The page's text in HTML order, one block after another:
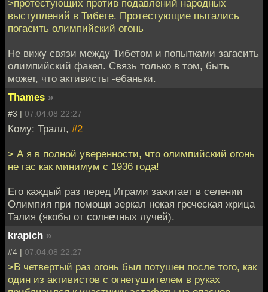
>протестующих против подавлений народных
выступлений в Тибете. Протестующие пытались
погасить олимпийский огонь
Не вижу связи между Тибетом и попытками загасить
олимпийский факел. Связь только в том, быть
может, что активисты -ебаньки.
Thames »
#3 | 07.04.08 22:27
Кому: Тралл, #2
> А я в полной уверенности, что олимпийский огонь
не гас как минимум с 1936 года!
Его каждый раз перед Играми зажигает в селении
Олимпия при помощи зеркал некая греческая жрица
Талия (якобы от солнечных лучей).
krapich »
#4 | 07.04.08 22:27
>В четвертый раз огонь был потушен после того, как
один из активистов с огнетушителем в руках